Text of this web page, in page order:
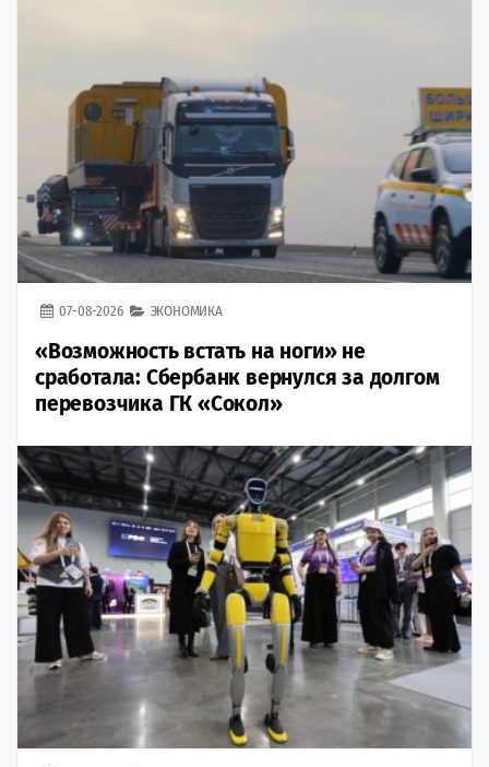
07-08-2026 ЭКОНОМИКА
«Возможность встать на ноги» не
сработала: Сбербанк вернулся за долгом
перевозчика ГК «Сокол»